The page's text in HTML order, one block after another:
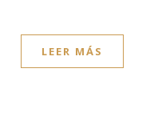
LEER MÁS